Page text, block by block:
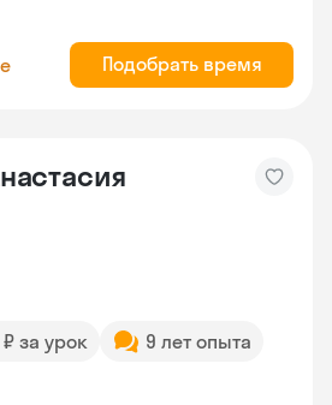
Подобрать время
₽ за урок
9 лет опыта